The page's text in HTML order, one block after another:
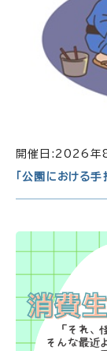
「公園における
開催日:2026年8